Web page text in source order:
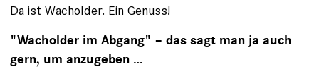
Da ist Wacholder. Ein Genuss!
"Wacholder im Abgang" – das sagt man ja auch
gern, um anzugeben …